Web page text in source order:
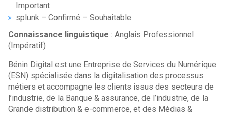
Important
splunk – Confirmé – Souhaitable
Connaissance linguistique: Anglais Professionnel
(Impératif)
Bénin Digital est une Entreprise de Services du Numérique
(ESN) spécialisée dans la digitalisation des processus
métiers et accompagne les clients issus des secteurs de
l’industrie, de la Banque & assurance, de l’industrie, de la
Grande distribution & e-commerce, et des Médias &